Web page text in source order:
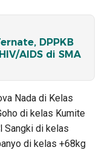
DPPKB
AIDS di SMA
Nada di Kelas
di kelas Kumite
Sangki di kelas
di kelas +68kg